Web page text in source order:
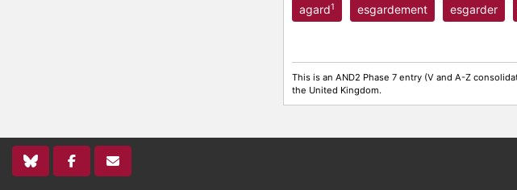
agard1 esgardement esgarder
This is an AND2 Phase 7 entry (V and A-Z
the United Kingdom.